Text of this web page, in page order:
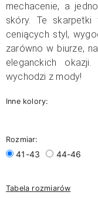
mechacenie, a
skóry. Te
ceniących styl,
zarówno w biurze,
eleganckich
wychodzi z mody!
Inne kolory:
Rozmiar:
41-43 44-46
Tabela rozmiarów